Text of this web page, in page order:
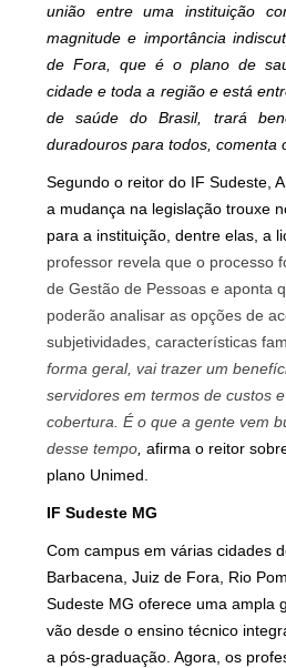
união entre uma instituição
magnitude e importância
de Fora, que é o plano de
cidade e toda a região e está
de saúde do Brasil, trará
duradouros para todos, comenta
Segundo o reitor do IF Sudeste,
a mudança na legislação trouxe
para a instituição, dentre elas, a
professor revela que o processo
de Gestão de Pessoas e aponta
poderão analisar as opções de
subjetividades, características
forma geral, vai trazer um
servidores em termos de custos
cobertura. É o que a gente vem
desse tempo, afirma o reitor
plano Unimed.
IF Sudeste MG
Com campus em várias cidades
Barbacena, Juiz de Fora, Rio
Sudeste MG oferece uma ampla
vão desde o ensino técnico
a pós-graduação. Agora, os